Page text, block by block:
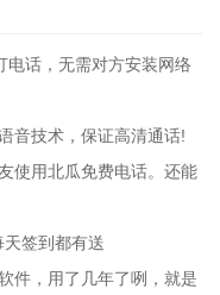
电话，无需对方安装网络
音技术，保证高清通话!
使用北瓜免费电话。还能
签到都有送
件，用了几年了咧，就是